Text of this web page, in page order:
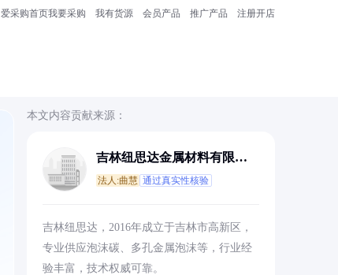
爱采购首页我要采购 我有货源 会员产品 推广产品 注册开店
本文内容贡献来源：
吉林纽思达金属材料有限公
法人:曲慧 通过真实性核验
吉林纽思达，2016年成立于吉林市高新区，
专业供应泡沫碳、多孔金属泡沫等，行业经
验丰富，技术权威可靠。